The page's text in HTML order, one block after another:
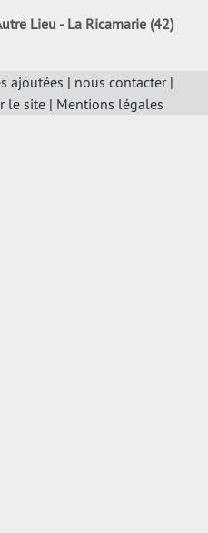
Lieu - La Ricamarie (42)
ajoutées | nous contacter|
le site| Mentions légales